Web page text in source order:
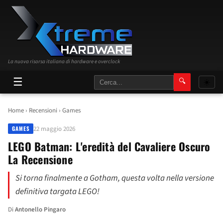
La nuova risorsa italiana di hardware e overclock
☰ 🔍
Home › Recensioni › Games
GAMES 22 maggio 2026
LEGO Batman: L'eredità del Cavaliere Oscuro
La Recensione
Si torna finalmente a Gotham, questa volta nella versione
definitiva targata LEGO!
DiAntonello Pingaro